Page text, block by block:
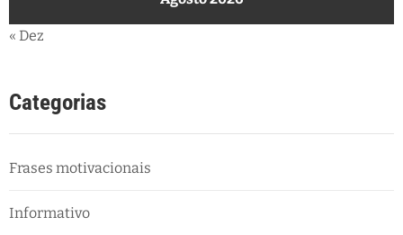
« Dez
Categorias
Frases motivacionais
Informativo